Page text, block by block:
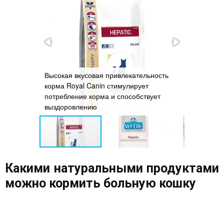
Высокая вкусовая привлекательность
корма Royal Canin стимулирует
потребление корма и способствует
выздоровлению
Какими натуральными продуктами
можно кормить больную кошку